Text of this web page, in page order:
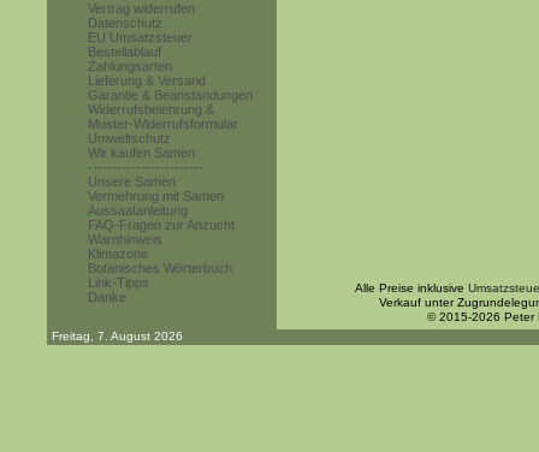
Vertrag widerrufen
Datenschutz
EU Umsatzsteuer
Bestellablauf
Zahlungsarten
Lieferung & Versand
Garantie & Beanstandungen
Widerrufsbelehrung &
Muster-Widerrufsformular
Umweltschutz
Wir kaufen Samen
------------------------
Unsere Samen
Vermehrung mit Samen
Aussaatanleitung
FAQ-Fragen zur Anzucht
Warnhinweis
Klimazone
Botanisches Wörterbuch
Link-Tipps
Danke
Alle Preise inklusive
Verkauf unter
© 2015-2026 Peter
Freitag, 7. August 2026